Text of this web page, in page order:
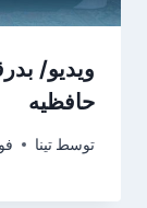
ویدیو/
حافظیه
توسط تینا